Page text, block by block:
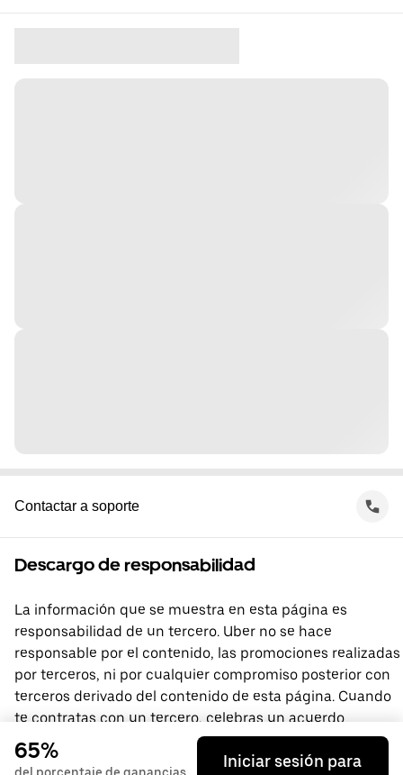
Contactar a soporte
Descargo de responsabilidad
La información que se muestra en esta página es
responsabilidad de un tercero. Uber no se hace
responsable por el contenido, las promociones realizadas
por terceros, ni por cualquier compromiso posterior con
terceros derivado del contenido de esta página. Cuando
te contratas con un tercero, celebras un acuerdo
directamente con él, del que Uber no forma parte. Si
tienes preguntas, comunícate directamente con el
65%
Iniciar sesión para